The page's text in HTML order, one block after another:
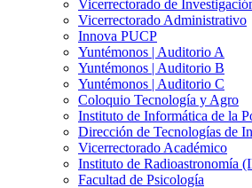
Vicerrectorado de
Vicerrectorado Administrativo
Innova PUCP
Yuntémonos | Auditorio A
Yuntémonos | Auditorio B
Yuntémonos | Auditorio C
Coloquio Tecnología y Agro
Instituto de Informática de la
Dirección de Tecnologías de
Vicerrectorado Académico
Instituto de Radioastronomía
Facultad de Psicología